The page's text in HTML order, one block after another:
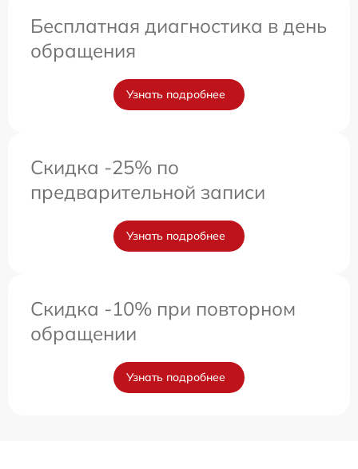
Бесплатная диагностика в день
обращения
Узнать подробнее
Скидка -25% по
предварительной записи
Узнать подробнее
Скидка -10% при повторном
обращении
Узнать подробнее